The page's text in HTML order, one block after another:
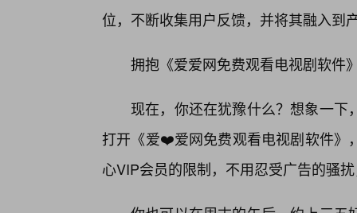
位，不断收集用户反馈，并将其融入到
拥抱《爱爱网免费观看电视剧软件
现在，你还在犹豫什么？想象一
打开《爱❤️爱网免费观看电视剧软件》
心VIP会员的限制，不用忍受广告的骚